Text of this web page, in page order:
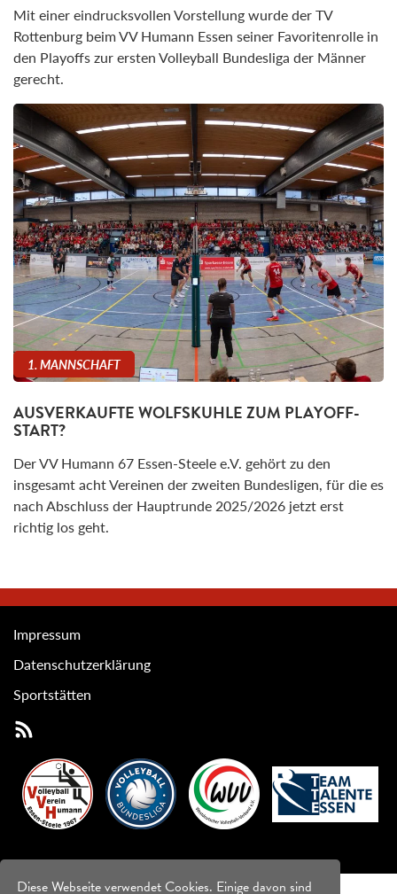
Diese Webseite verwendet Cookies. Einige davon sind
Mit einer eindrucksvollen Vorstellung wurde der TV
Rottenburg beim VV Humann Essen seiner Favoritenrolle in
den Playoffs zur ersten Volleyball Bundesliga der Männer
gerecht.
1. MANNSCHAFT
AUSVERKAUFTE WOLFSKUHLE ZUM PLAYOFF-
START?
Der VV Humann 67 Essen-Steele e.V. gehört zu den
insgesamt acht Vereinen der zweiten Bundesligen, für die es
nach Abschluss der Hauptrunde 2025/2026 jetzt erst
richtig los geht.
Impressum
Datenschutzerklärung
Sportstätten